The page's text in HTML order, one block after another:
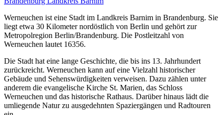
Werneuchen ist eine Stadt im Landkreis Barnim in Brandenburg. Sie
liegt etwa 30 Kilometer nordöstlich von Berlin und gehört zur
Metropolregion Berlin/Brandenburg. Die Postleitzahl von
Werneuchen lautet 16356.
Die Stadt hat eine lange Geschichte, die bis ins 13. Jahrhundert
zurückreicht. Werneuchen kann auf eine Vielzahl historischer
Gebäude und Sehenswürdigkeiten verweisen. Dazu zählen unter
anderem die evangelische Kirche St. Marien, das Schloss
Werneuchen und das historische Rathaus. Darüber hinaus lädt die
umliegende Natur zu ausgedehnten Spaziergängen und Radtouren